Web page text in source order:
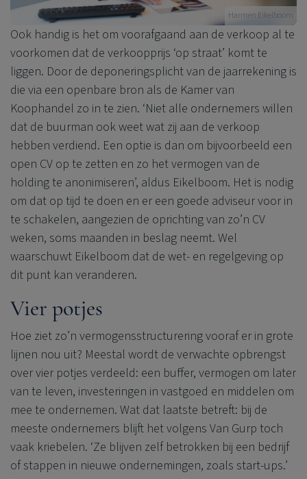
Harmen Eikelboom
Ook handig is het om voorafgaand aan de verkoop al te
voorkomen dat de verkoopprijs ‘op straat’ komt te
liggen. Door de deponeringsplicht van de jaarrekening is
die via een openbare bron als de Kamer van
Koophandel zo in te zien. ‘Niet alle ondernemers willen
dat de buurman ook weet wat zij aan de verkoop
hebben verdiend. Een optie is dan om bijvoorbeeld een
open CV op te zetten en zo het vermogen van de
holding te anonimiseren’, aldus Eikelboom. Het is nodig
om dat op tijd te doen en er een goede adviseur voor in
te schakelen, aangezien de oprichting van zo’n CV
weken, soms maanden in beslag neemt. Wel
waarschuwt Eikelboom dat de wet- en regelgeving op
dit punt kan veranderen.
Vier potjes
Hoe ziet zo’n vermogensstructurering vooraf er in grote
lijnen nou uit? Meestal wordt de verwachte opbrengst
over vier potjes verdeeld: een buffer, vermogen om later
van te leven, investeringen in vastgoed en middelen om
mee te ondernemen. Wat dat laatste betreft: bij de
meeste ondernemers blijft het volgens Van Gurp toch
vaak kriebelen. ‘Ze blijven zelf betrokken bij een bedrijf
of stappen in nieuwe ondernemingen, zoals start-ups.’